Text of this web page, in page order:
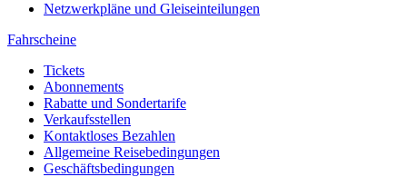
Netzwerkpläne und Gleiseinteilungen
Fahrscheine
Tickets
Abonnements
Rabatte und Sondertarife
Verkaufsstellen
Kontaktloses Bezahlen
Allgemeine Reisebedingungen
Geschäftsbedingungen